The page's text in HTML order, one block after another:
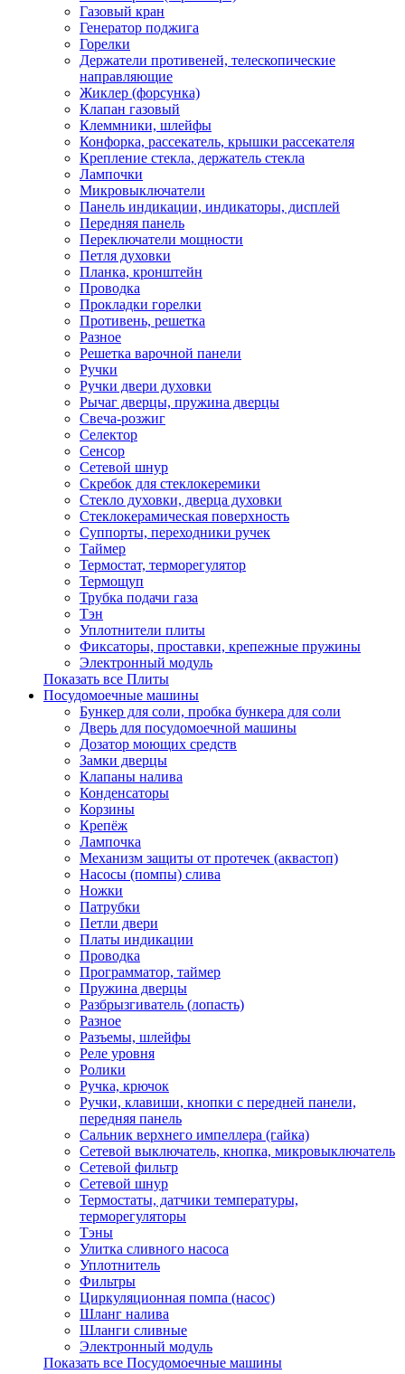
Газовый кран
Генератор поджига
Горелки
Держатели противеней, телескопические
направляющие
Жиклер (форсунка)
Клапан газовый
Клеммники, шлейфы
Конфорка, рассекатель, крышки рассекателя
Крепление стекла, держатель стекла
Лампочки
Микровыключатели
Панель индикации, индикаторы, дисплей
Передняя панель
Переключатели мощности
Петля духовки
Планка, кронштейн
Проводка
Прокладки горелки
Противень, решетка
Разное
Решетка варочной панели
Ручки
Ручки двери духовки
Рычаг дверцы, пружина дверцы
Свеча-розжиг
Селектор
Сенсор
Сетевой шнур
Скребок для стеклокеремики
Стекло духовки, дверца духовки
Стеклокерамическая поверхность
Суппорты, переходники ручек
Таймер
Термостат, терморегулятор
Термощуп
Трубка подачи газа
Тэн
Уплотнители плиты
Фиксаторы, проставки, крепежные пружины
Электронный модуль
Показать все Плиты
Посудомоечные машины
Бункер для соли, пробка бункера для соли
Дверь для посудомоечной машины
Дозатор моющих средств
Замки дверцы
Клапаны налива
Конденсаторы
Корзины
Крепёж
Лампочка
Механизм защиты от протечек (аквастоп)
Насосы (помпы) слива
Ножки
Патрубки
Петли двери
Платы индикации
Проводка
Программатор, таймер
Пружина дверцы
Разбрызгиватель (лопасть)
Разное
Разъемы, шлейфы
Реле уровня
Ролики
Ручка, крючок
Ручки, клавиши, кнопки с передней панели,
передняя панель
Сальник верхнего импеллера (гайка)
Сетевой выключатель, кнопка, микровыключатель
Сетевой фильтр
Сетевой шнур
Термостаты, датчики температуры,
терморегуляторы
Тэны
Улитка сливного насоса
Уплотнитель
Фильтры
Циркуляционная помпа (насос)
Шланг налива
Шланги сливные
Электронный модуль
Показать все Посудомоечные машины